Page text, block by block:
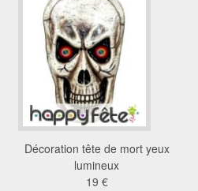
Décoration tête de mort yeux
lumineux
19 €